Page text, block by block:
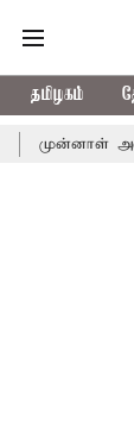
தமிழகம்
அமைச்சர்